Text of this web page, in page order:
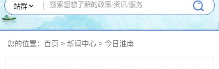
您的位置： 首页 > 新闻中心 > 今日淮南